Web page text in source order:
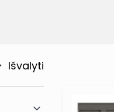
Išvalyti